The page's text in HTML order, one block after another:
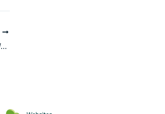
Wollwalk flicken: Anleitung für Walkhosen & Wollkleidung